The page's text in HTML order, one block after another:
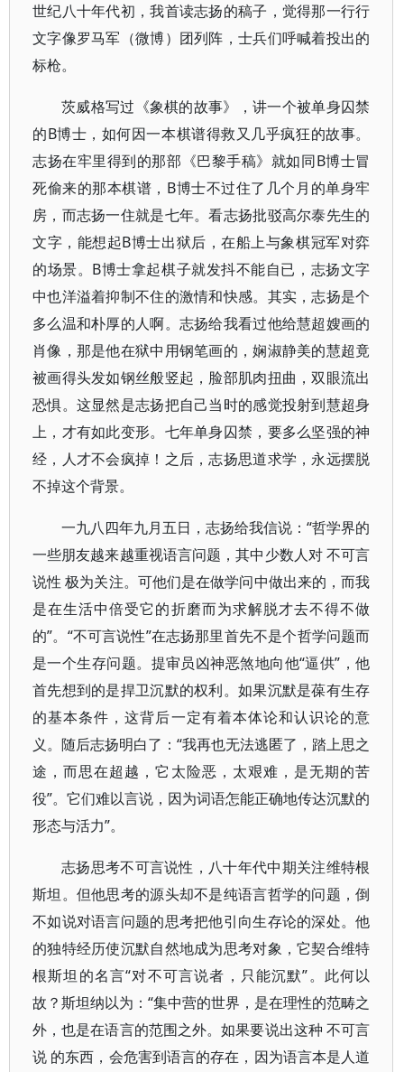
世纪八十年代初，我首读志扬的稿子，觉得那一行行
文字像罗马军（微博）团列阵，士兵们呼喊着投出的
标枪。
茨威格写过《象棋的故事》，讲一个被单身囚禁
的B博士，如何因一本棋谱得救又几乎疯狂的故事。
志扬在牢里得到的那部《巴黎手稿》就如同B博士冒
死偷来的那本棋谱，B博士不过住了几个月的单身牢
房，而志扬一住就是七年。看志扬批驳高尔泰先生的
文字，能想起B博士出狱后，在船上与象棋冠军对弈
的场景。B博士拿起棋子就发抖不能自已，志扬文字
中也洋溢着抑制不住的激情和快感。其实，志扬是个
多么温和朴厚的人啊。志扬给我看过他给慧超嫂画的
肖像，那是他在狱中用钢笔画的，娴淑静美的慧超竟
被画得头发如钢丝般竖起，脸部肌肉扭曲，双眼流出
恐惧。这显然是志扬把自己当时的感觉投射到慧超身
上，才有如此变形。七年单身囚禁，要多么坚强的神
经，人才不会疯掉！之后，志扬思道求学，永远摆脱
不掉这个背景。
一九八四年九月五日，志扬给我信说：“哲学界的
一些朋友越来越重视语言问题，其中少数人对 不可言
说性 极为关注。可他们是在做学问中做出来的，而我
是在生活中倍受它的折磨而为求解脱才去不得不做
的”。“不可言说性”在志扬那里首先不是个哲学问题而
是一个生存问题。提审员凶神恶煞地向他“逼供”，他
首先想到的是捍卫沉默的权利。如果沉默是葆有生存
的基本条件，这背后一定有着本体论和认识论的意
义。随后志扬明白了：“我再也无法逃匿了，踏上思之
途，而思在超越，它太险恶，太艰难，是无期的苦
役”。它们难以言说，因为词语怎能正确地传达沉默的
形态与活力”。
志扬思考不可言说性，八十年代中期关注维特根
斯坦。但他思考的源头却不是纯语言哲学的问题，倒
不如说对语言问题的思考把他引向生存论的深处。他
的独特经历使沉默自然地成为思考对象，它契合维特
根斯坦的名言“对不可言说者，只能沉默”。此何以
故？斯坦纳以为：“集中营的世界，是在理性的范畴之
外，也是在语言的范围之外。如果要说出这种 不可言
说 的东西，会危害到语言的存在，因为语言本是人道